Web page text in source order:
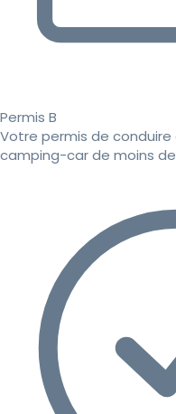
Permis B
Votre permis de
camping-car de moins